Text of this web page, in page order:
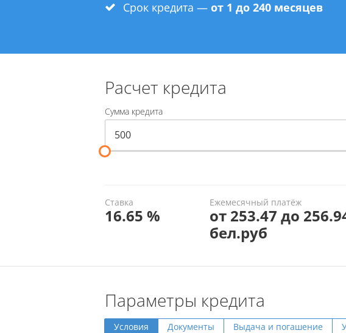
Срок кредита — от 1 до 240 месяцев
Расчет кредита
Сумма кредита
Ставка
16.65 %
Ежемесячный платёж
от 253.47 до
бел.руб
Параметры кредита
Условия Документы Выдача и погашение